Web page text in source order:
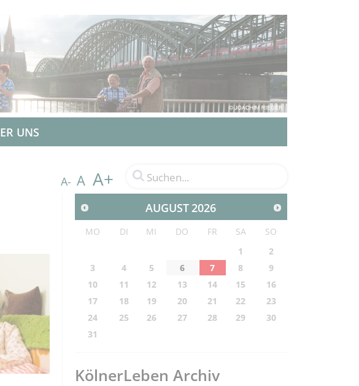
UNS
A- A A+
AUGUST2026
MO DI MI DO FR SA
SO
1
2
3
4 5 6 7 8
9
10
11 12 13 14 15
16
17
18 19 20 21 22
23
24
25 26 27 28 29
30
31
KölnerLeben Archiv